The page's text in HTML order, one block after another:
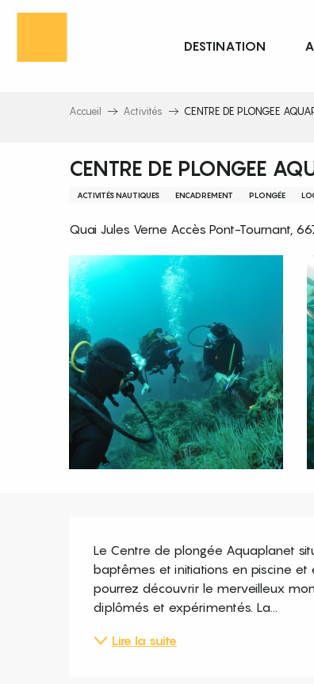
Aller
principal
DESTINATION
Accueil Activités CENTRE DE PLONGEE
CENTRE DE PLONGEE
ACTIVITÉS NAUTIQUES ENCADREMENT PLONGÉE
Quai Jules Verne Accès Pont-Tournant,
Description
Le Centre de plongée Aquaplanet
baptêmes et initiations en piscine et
pourrez découvrir le merveilleux
diplômés et expérimentés. La...
Lire la suite